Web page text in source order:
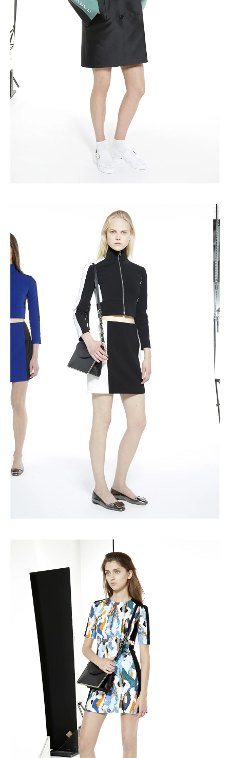
Haftalık E-Bülten
Moda dünyasında neler oluyor? Yeni
fikirler, öne çıkan koleksiyonlar, en
vogue trendler, ünlülerden güzelllik
sırları ve en popüler partilerden
haberdar olmak için haftalık e-
bültenimize kaydolun.